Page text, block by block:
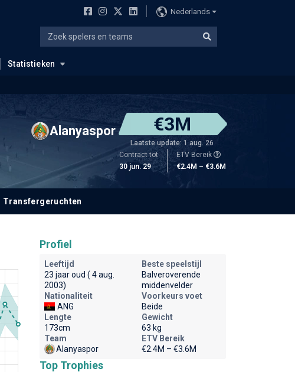
Nederlands
Statistieken
Alanyaspor €3M
Laatste update: 1 aug. 26
Contract tot
30 jun. 29
ETV Bereik
€2.4M – €3.6M
Transfergeruchten
Profiel
Leeftijd
23 jaar oud ( 4 aug.
2003)
Beste speelstijl
Balveroverende
middenvelder
Nationaliteit
ANG
Voorkeurs voet
Beide
Lengte
173cm
Gewicht
63 kg
Team
Alanyaspor
ETV Bereik
€2.4M – €3.6M
Top Trophies